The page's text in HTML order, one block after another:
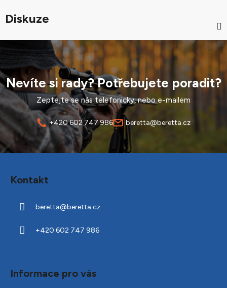
Diskuze
Nevíte si rady? Potřebujete poradit?
Zeptejte se nás telefonicky, nebo e-mailem
+420 602 747 986 beretta@beretta.cz
Kontakt
beretta@beretta.cz
+420 602 747 986
Informace pro vás